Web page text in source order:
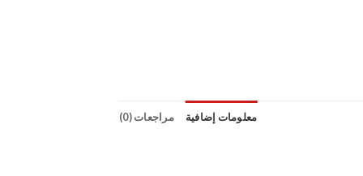
معلومات إضافية مراجعات (0)